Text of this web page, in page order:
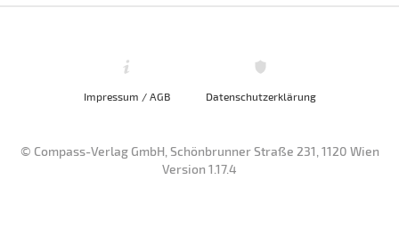
Impressum / AGB Datenschutzerklärung
© Compass-Verlag GmbH, Schönbrunner Straße 231, 1120 Wien
Version 1.17.4